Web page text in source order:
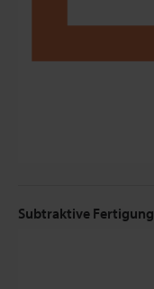
Subtraktive Fertigung